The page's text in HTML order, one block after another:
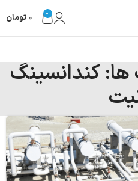
0
0 تومان
کندانسینگ